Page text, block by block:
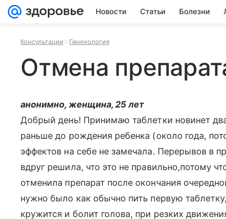
Новости Статьи Болезни
Консультации Гинекология
Отмена
анонимно, женщина, 25 лет
Добрый день! Принимаю таблетки новинет
раньше до рождения ребенка (около года,
эффектов на себе не замечала. Перерывов в
вдруг решила, что это не правильно,потому
отменила препарат после окончания
нужно было как обычно пить первую
кружится и болит голова, при резких